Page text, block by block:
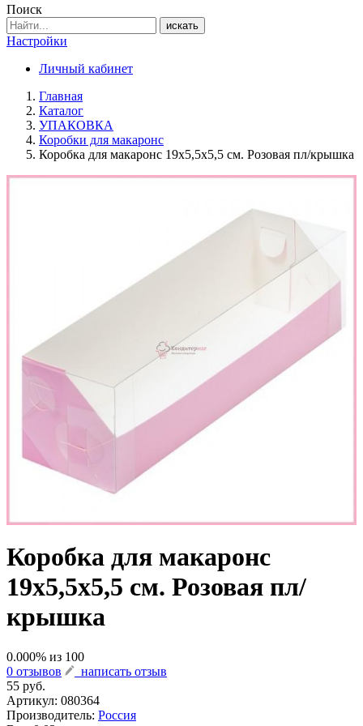
Поиск
искать
Настройки
Личный кабинет
Главная
Каталог
УПАКОВКА
Коробки для макаронс
Коробка для макаронс 19х5,5х5,5 см. Розовая пл/крышка
Коробка для макаронс
19х5,5х5,5 см. Розовая пл/
крышка
0.000% из 100
0 отзывов
написать отзыв
55 руб.
Артикул: 080364
Производитель: Россия